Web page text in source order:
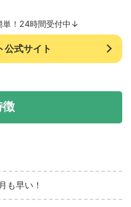
単！24時間受付中↓
公式サイト
も早い！